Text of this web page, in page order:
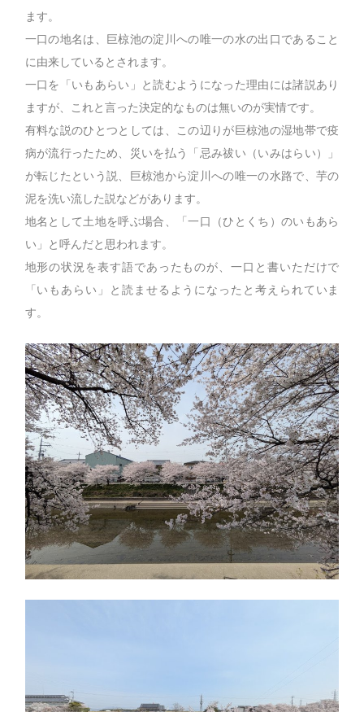
ます。
一口の地名は、巨椋池の淀川への唯一の水の出口であること
に由来しているとされます。
一口を「いもあらい」と読むようになった理由には諸説あり
ますが、これと言った決定的なものは無いのが実情です。
有料な説のひとつとしては、この辺りが巨椋池の湿地帯で疫
病が流行ったため、災いを払う「忌み祓い（いみはらい）」
が転じたという説、巨椋池から淀川への唯一の水路で、芋の
泥を洗い流した説などがあります。
地名として土地を呼ぶ場合、「一口（ひとくち）のいもあら
い」
と呼んだと思われます。
地形の状況を表す語であったものが、一口と書いただけで
「いもあらい」と読ませるようになったと考えられていま
す。